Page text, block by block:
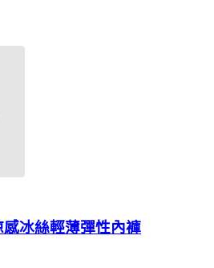
冰絲輕薄彈性內褲